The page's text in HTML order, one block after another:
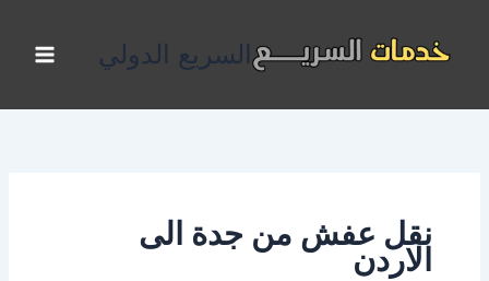
المحتوى
السريع الدولي
نقل عفش من جدة الى
الاردن